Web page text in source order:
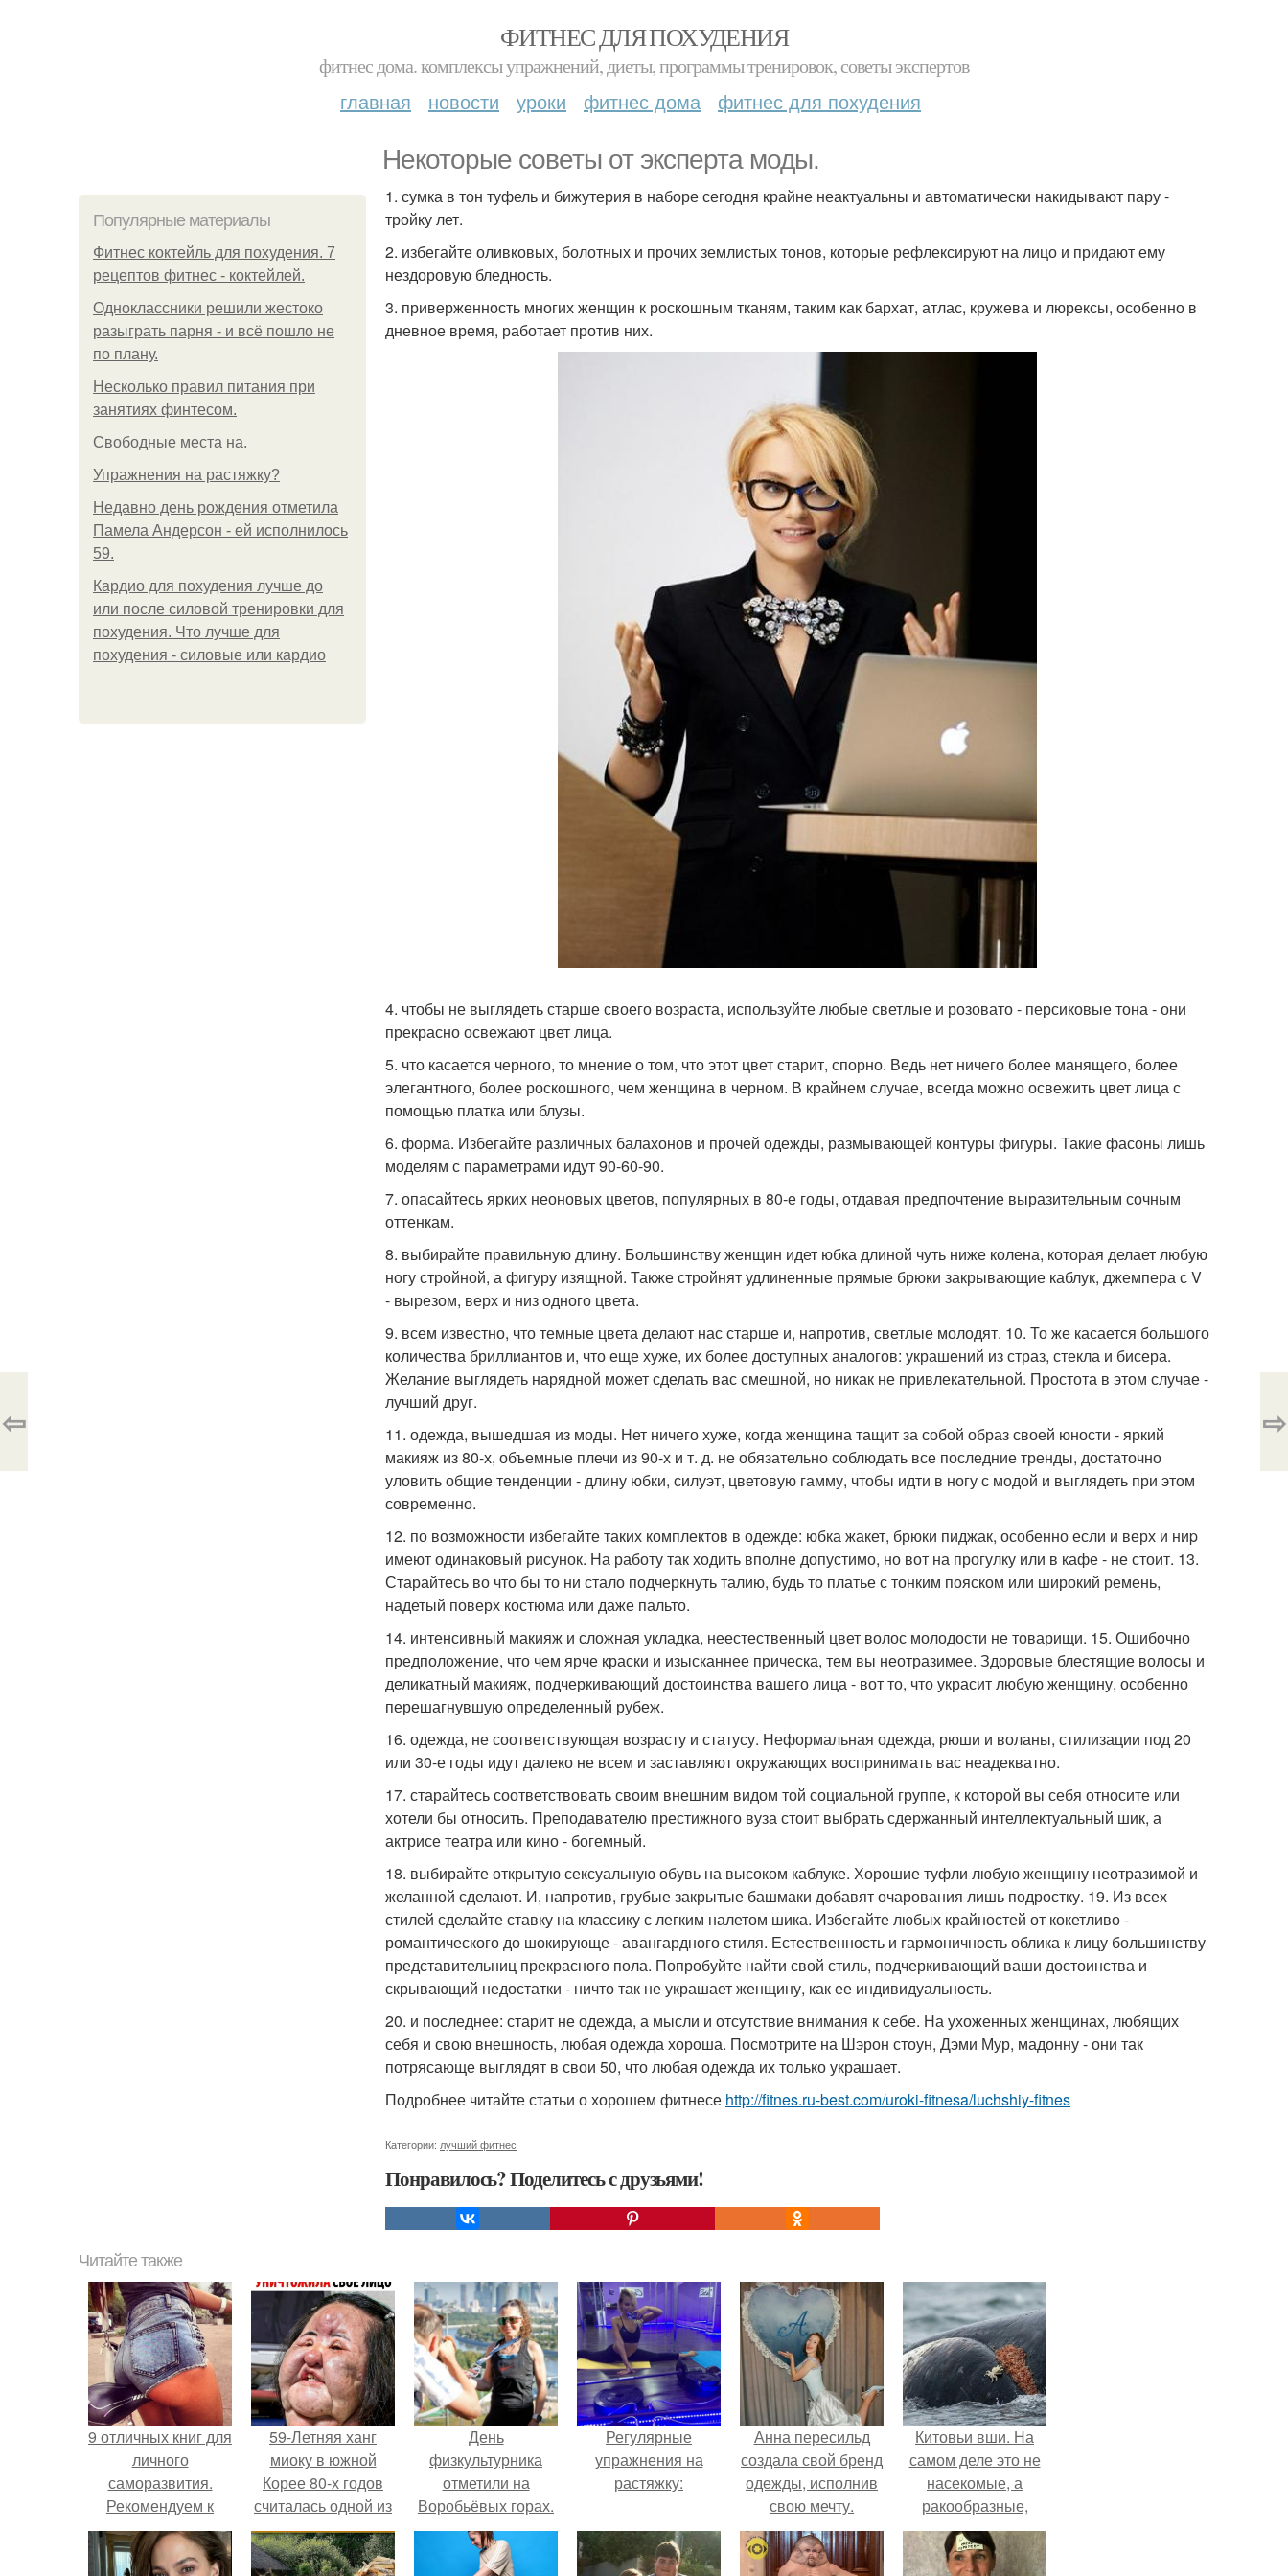
ФИТНЕС ДЛЯ ПОХУДЕНИЯ
фитнес дома. комплексы упражнений, диеты, программы тренировок, советы экспертов
главная новости уроки фитнес дома фитнес для похудения
Некоторые советы от эксперта моды.
Популярные материалы
Фитнес коктейль для похудения. 7
рецептов фитнес - коктейлей.
Одноклассники решили жестоко
разыграть парня - и всё пошло не
по плану.
Несколько правил питания при
занятиях финтесом.
Свободные места на.
Упражнения на растяжку?
Недавно день рождения отметила
Памела Андерсон - ей исполнилось
59.
Кардио для похудения лучше до
или после силовой тренировки для
похудения. Что лучше для
похудения - силовые или кардио
1. сумка в тон туфель и бижутерия в наборе сегодня крайне неактуальны и автоматически накидывают пару -
тройку лет.
2. избегайте оливковых, болотных и прочих землистых тонов, которые рефлексируют на лицо и придают ему
нездоровую бледность.
3. приверженность многих женщин к роскошным тканям, таким как бархат, атлас, кружева и люрексы, особенно в
дневное время, работает против них.
4. чтобы не выглядеть старше своего возраста, используйте любые светлые и розовато - персиковые тона - они
прекрасно освежают цвет лица.
5. что касается черного, то мнение о том, что этот цвет старит, спорно. Ведь нет ничего более манящего, более
элегантного, более роскошного, чем женщина в черном. В крайнем случае, всегда можно освежить цвет лица с
помощью платка или блузы.
6. форма. Избегайте различных балахонов и прочей одежды, размывающей контуры фигуры. Такие фасоны лишь
моделям с параметрами идут 90-60-90.
7. опасайтесь ярких неоновых цветов, популярных в 80-е годы, отдавая предпочтение выразительным сочным
оттенкам.
8. выбирайте правильную длину. Большинству женщин идет юбка длиной чуть ниже колена, которая делает любую
ногу стройной, а фигуру изящной. Также стройнят удлиненные прямые брюки закрывающие каблук, джемпера с V
- вырезом, верх и низ одного цвета.
9. всем известно, что темные цвета делают нас старше и, напротив, светлые молодят. 10. То же касается большого
количества бриллиантов и, что еще хуже, их более доступных аналогов: украшений из страз, стекла и бисера.
Желание выглядеть нарядной может сделать вас смешной, но никак не привлекательной. Простота в этом случае -
лучший друг.
11. одежда, вышедшая из моды. Нет ничего хуже, когда женщина тащит за собой образ своей юности - яркий
макияж из 80-х, объемные плечи из 90-х и т. д. не обязательно соблюдать все последние тренды, достаточно
уловить общие тенденции - длину юбки, силуэт, цветовую гамму, чтобы идти в ногу с модой и выглядеть при этом
современно.
12. по возможности избегайте таких комплектов в одежде: юбка жакет, брюки пиджак, особенно если и верх и ниp
имеют одинаковый рисунок. На работу так ходить вполне допустимо, но вот на прогулку или в кафе - не стоит. 13.
Старайтесь во что бы то ни стало подчеркнуть талию, будь то платье с тонким пояском или широкий ремень,
надетый поверх костюма или даже пальто.
14. интенсивный макияж и сложная укладка, неестественный цвет волос молодости не товарищи. 15. Ошибочно
предположение, что чем ярче краски и изысканнее прическа, тем вы неотразимее. Здоровые блестящие волосы и
деликатный макияж, подчеркивающий достоинства вашего лица - вот то, что украсит любую женщину, особенно
перешагнувшую определенный рубеж.
16. одежда, не соответствующая возрасту и статусу. Неформальная одежда, рюши и воланы, стилизации под 20
или 30-е годы идут далеко не всем и заставляют окружающих воспринимать вас неадекватно.
17. старайтесь соответствовать своим внешним видом той социальной группе, к которой вы себя относите или
хотели бы относить. Преподавателю престижного вуза стоит выбрать сдержанный интеллектуальный шик, а
актрисе театра или кино - богемный.
18. выбирайте открытую сексуальную обувь на высоком каблуке. Хорошие туфли любую женщину неотразимой и
желанной сделают. И, напротив, грубые закрытые башмаки добавят очарования лишь подростку. 19. Из всех
стилей сделайте ставку на классику с легким налетом шика. Избегайте любых крайностей от кокетливо -
романтического до шокирующе - авангардного стиля. Естественность и гармоничность облика к лицу большинству
представительниц прекрасного пола. Попробуйте найти свой стиль, подчеркивающий ваши достоинства и
скрывающий недостатки - ничто так не украшает женщину, как ее индивидуальность.
20. и последнее: старит не одежда, а мысли и отсутствие внимания к себе. На ухоженных женщинах, любящих
себя и свою внешность, любая одежда хороша. Посмотрите на Шэрон стоун, Дэми Мур, мадонну - они так
потрясающе выглядят в свои 50, что любая одежда их только украшает.
Подробнее читайте статьи о хорошем фитнесе http://fitnes.ru-best.com/uroki-fitnesa/luchshiy-fitnes
Категории: лучший фитнес
Понравилось? Поделитесь с друзьями!
⇦ ⇨
Читайте также
9 отличных книг для
личного
саморазвития.
Рекомендуем к
прочтению! 1. 124
способа
59-Летняя ханг
миоку в южной
Корее 80-х годов
считалась одной из
самых
привлекательных
День
физкультурника
отметили на
Воробьёвых горах.
Регулярные
упражнения на
растяжку:
Анна пересильд
создала свой бренд
одежды, исполнив
свою мечту.
Китовьи вши. На
самом деле это не
насекомые, а
ракообразные,
относящиеся к
бокоплавам.